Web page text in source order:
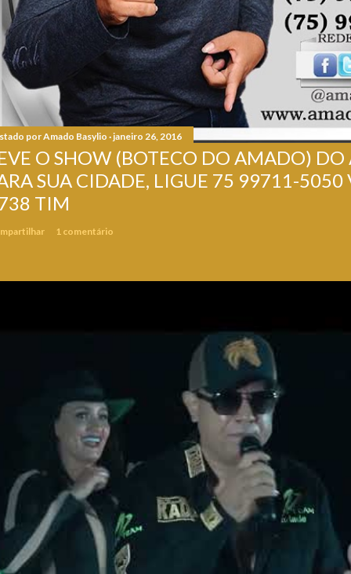
porAmado Basylio janeiro 26, 2016
O SHOW (BOTECO DO AMADO)
SUA CIDADE, LIGUE 75 99711-
TIM
1 comentário